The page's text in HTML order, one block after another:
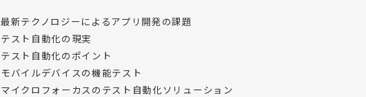
最新テクノロジーによるアプリ開発の課題
テスト自動化の現実
テスト自動化のポイント
モバイルデバイスの機能テスト
マイクロフォーカスのテスト自動化ソリューション